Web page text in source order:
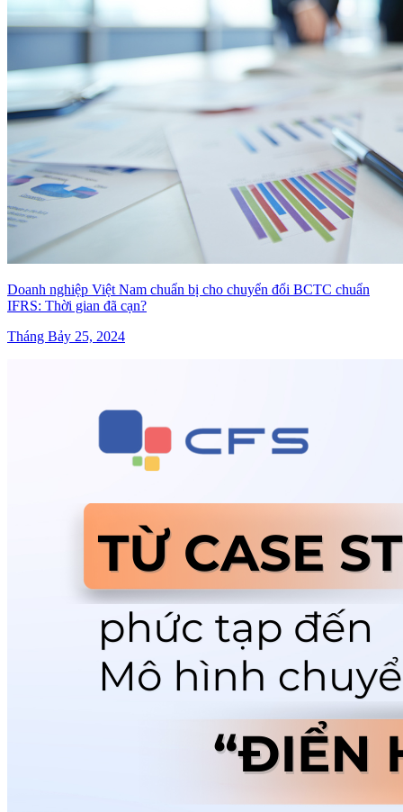
Doanh nghiệp Việt Nam chuẩn bị cho chuyển đổi BCTC chuẩn
IFRS: Thời gian đã cạn?
Tháng Bảy 25, 2024